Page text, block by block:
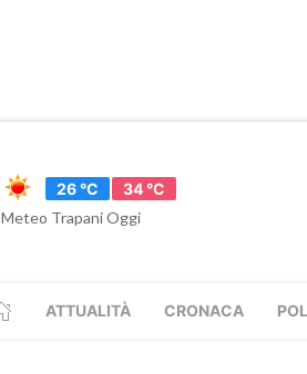
26 °C
34 °C
Meteo Trapani Oggi
ATTUALITÀ CRONACA